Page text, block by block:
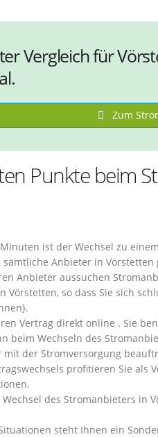
Vergleich für
Zum
Punkte beim
ist der Wechsel zu
sämtliche Anbieter in
Anbieter aussuchen
Vörstetten, so dass Sie sich
Vertrag direkt online . Sie
beim Wechseln des
mit der Stromversorgung
profitieren Sie als
des Stromanbieters in
steht Ihnen ein